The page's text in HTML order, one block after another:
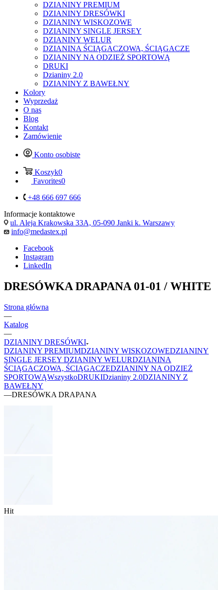
DZIANINY PREMIUM
DZIANINY DRESÓWKI
DZIANINY WISKOZOWE
DZIANINY SINGLE JERSEY
DZIANINY WELUR
DZIANINA ŚCIĄGACZOWA, ŚCIĄGACZE
DZIANINY NA ODZIEŻ SPORTOWĄ
DRUKI
Dzianiny 2.0
DZIANINY Z BAWEŁNY
Kolory
Wyprzedaż
O nas
Blog
Kontakt
Zamówienie
Konto osobiste
Koszyk0
Favorites0
+48 666 697 666
Informacje kontaktowe
ul. Aleja Krakowska 33A, 05-090 Janki k. Warszawy
info@medastex.pl
Facebook
Instagram
LinkedIn
DRESÓWKA DRAPANA 01-01 / WHITE
Strona główna
—
Katalog
—
DZIANINY DRESÓWKI
DZIANINY PREMIUMDZIANINY WISKOZOWEDZIANINY
SINGLE JERSEY DZIANINY WELURDZIANINA
ŚCIĄGACZOWA, ŚCIĄGACZEDZIANINY NA ODZIEŻ
SPORTOWĄWszystkoDRUKIDzianiny 2.0DZIANINY Z
BAWEŁNY
—DRESÓWKA DRAPANA
Hit